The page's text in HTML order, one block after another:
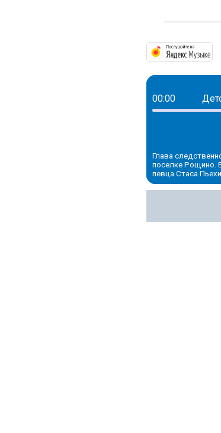
00:00
Глава
поселке Рощино.
певца Стаса